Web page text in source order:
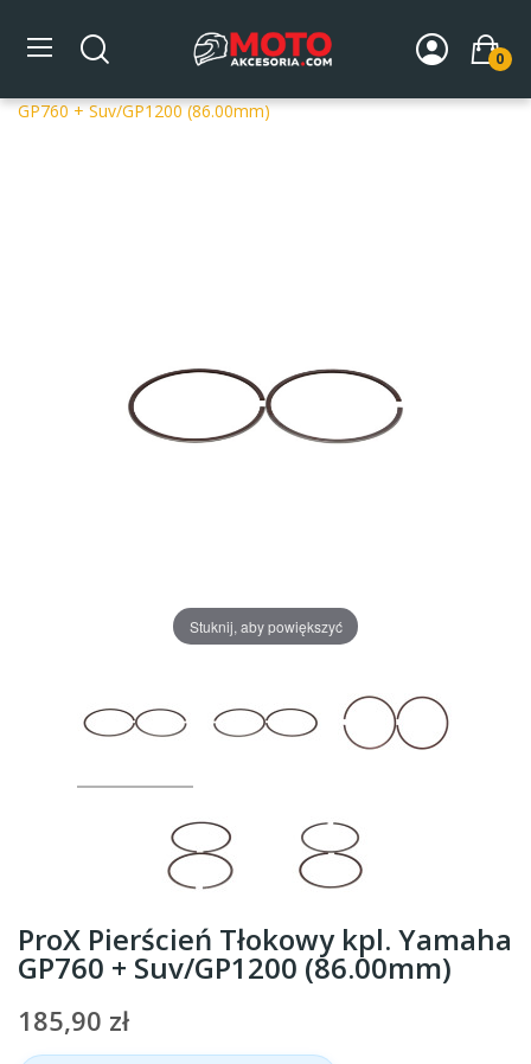
0
Strona główna DLA MOTOCYKLA
Części silnikowe
GP760 + Suv/GP1200 (86.00mm)
Stuknij, aby powiększyć
ProX Pierścień Tłokowy kpl. Yamaha
GP760 + Suv/GP1200 (86.00mm)
185,90 zł